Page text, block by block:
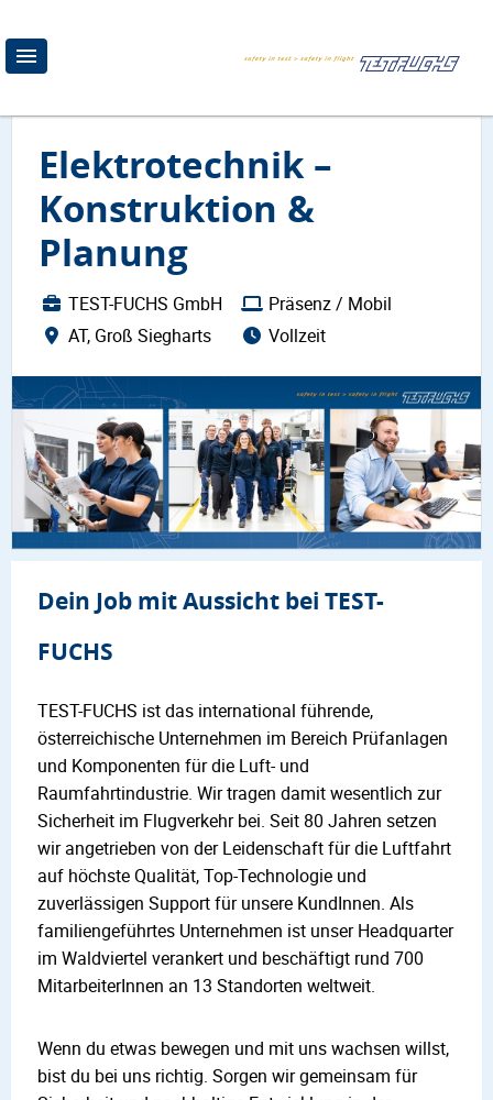
Elektrotechnik –
Konstruktion &
Planung
TEST-FUCHS GmbH
AT, Groß Siegharts
Präsenz / Mobil
Vollzeit
Dein Job mit Aussicht bei TEST-
FUCHS
TEST-FUCHS ist das international führende,
österreichische Unternehmen im Bereich Prüfanlagen
und Komponenten für die Luft- und
Raumfahrtindustrie. Wir tragen damit wesentlich zur
Sicherheit im Flugverkehr bei. Seit 80 Jahren setzen
wir angetrieben von der Leidenschaft für die Luftfahrt
auf höchste Qualität, Top-Technologie und
zuverlässigen Support für unsere KundInnen. Als
familiengeführtes Unternehmen ist unser Headquarter
im Waldviertel verankert und beschäftigt rund 700
MitarbeiterInnen an 13 Standorten weltweit.
Wenn du etwas bewegen und mit uns wachsen willst,
bist du bei uns richtig. Sorgen wir gemeinsam für